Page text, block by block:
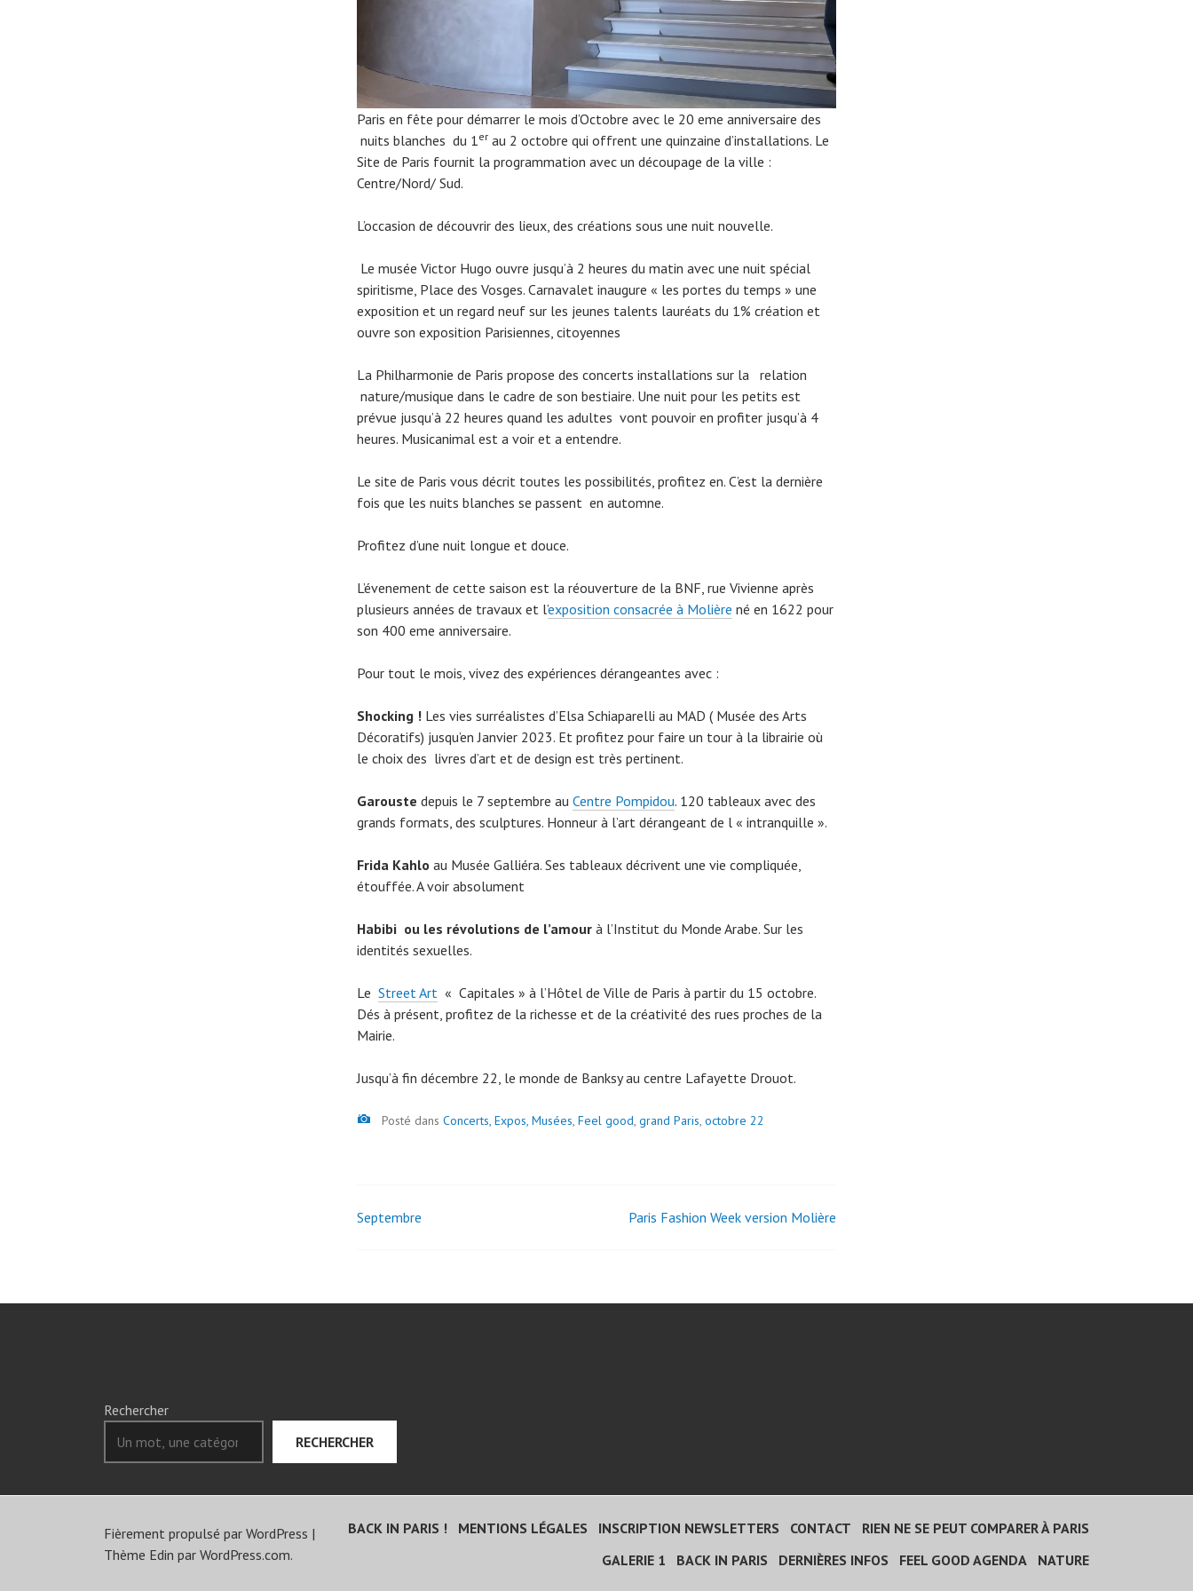
Paris en fête pour démarrer le mois d’Octobre avec le 20 eme anniversaire des
nuits blanches du 1er au 2 octobre qui offrent une quinzaine d’installations. Le
Site de Paris fournit la programmation avec un découpage de la ville :
Centre/Nord/ Sud.
L’occasion de découvrir des lieux, des créations sous une nuit nouvelle.
Le musée Victor Hugo ouvre jusqu’à 2 heures du matin avec une nuit spécial
spiritisme, Place des Vosges. Carnavalet inaugure « les portes du temps » une
exposition et un regard neuf sur les jeunes talents lauréats du 1% création et
ouvre son exposition Parisiennes, citoyennes
La Philharmonie de Paris propose des concerts installations sur la relation
nature/musique dans le cadre de son bestiaire. Une nuit pour les petits est
prévue jusqu’à 22 heures quand les adultes vont pouvoir en profiter jusqu’à 4
heures. Musicanimal est a voir et a entendre.
Le site de Paris vous décrit toutes les possibilités, profitez en. C’est la dernière
fois que les nuits blanches se passent en automne.
Profitez d’une nuit longue et douce.
L’évenement de cette saison est la réouverture de la BNF, rue Vivienne après
plusieurs années de travaux et l’exposition consacrée à Molière né en 1622 pour
son 400 eme anniversaire.
Pour tout le mois, vivez des expériences dérangeantes avec :
Shocking ! Les vies surréalistes d’Elsa Schiaparelli au MAD ( Musée des Arts
Décoratifs) jusqu’en Janvier 2023. Et profitez pour faire un tour à la librairie où
le choix des livres d’art et de design est très pertinent.
Garouste depuis le 7 septembre au Centre Pompidou. 120 tableaux avec des
grands formats, des sculptures. Honneur à l’art dérangeant de l « intranquille ».
Frida Kahlo au Musée Galliéra. Ses tableaux décrivent une vie compliquée,
étouffée. A voir absolument
Habibi ou les révolutions de l’amour à l’Institut du Monde Arabe. Sur les
identités sexuelles.
Le Street Art « Capitales » à l’Hôtel de Ville de Paris à partir du 15 octobre.
Dés à présent, profitez de la richesse et de la créativité des rues proches de la
Mairie.
Jusqu’à fin décembre 22, le monde de Banksy au centre Lafayette Drouot.
Image
Posté dans Concerts, Expos, Musées, Feel good, grand Paris, octobre 22
Navigation
articles
Septembre Paris Fashion Week version Molière
Rechercher
RECHERCHER
Fièrement propulsé par WordPress |
Thème Edin par WordPress.com.
BACK IN PARIS ! MENTIONS LÉGALES INSCRIPTION NEWSLETTERS CONTACT
RIEN NE SE PEUT COMPARER À PARIS
GALERIE 1
BACK IN PARIS DERNIÈRES INFOS FEEL GOOD AGENDA NATURE